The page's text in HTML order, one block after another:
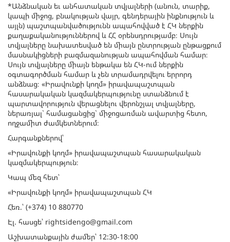
*Անձնական եւ անհատական տվյալների (անուն, տարիք,
կապի միջոց, բնակության վայր, գենդերային ինքնություն և
այլն) պաշտպանվածությունն ապահովված է ՀԿ ներքին
քաղաքականություններով և ՀՀ օրենսդրությամբ։ Սույն
տվյալները նախատեսված են միայն ընտրության ընթացքում
մասնակիցների բազմազանության ապահովման համար։
Սույն տվյալները միայն ենթակա են ՀԿ-ում ներքին
օգտագործման համար և չեն տրամադրվելու երրորդ
անձնաց։ «Իրավունքի կողմ» իրավապաշտպան
հասարակական կազմակերպությունը ստանձնում է
պարտավորություն վերացնելու վերոնշյալ տվյալները,
ներառյալ` համացանցից` միջոցառման ավարտից հետո,
ողջամիտ ժամկետներում։
Հարգանքներով՝
«Իրավունքի կողմ» իրավապաշտպան հասարակական
կազմակերպություն։
Կապ մեզ հետ՝
«Իրավունքի կողմ» իրավապաշտպան ՀԿ
Հեռ.՝ (+374) 10 880770
Էլ. հասցե՝ rightsidengo@gmail.com
Աշխատանքային ժամեր՝ 12:30-18:00